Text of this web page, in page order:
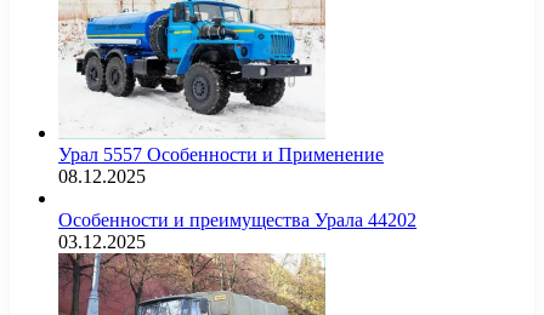
Урал 5557 Особенности и Применение
08.12.2025
Особенности и преимущества Урала 44202
03.12.2025